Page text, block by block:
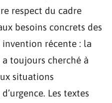
respect du cadre
besoins concrets des
invention récente : la
toujours cherché à
situations
Les textes